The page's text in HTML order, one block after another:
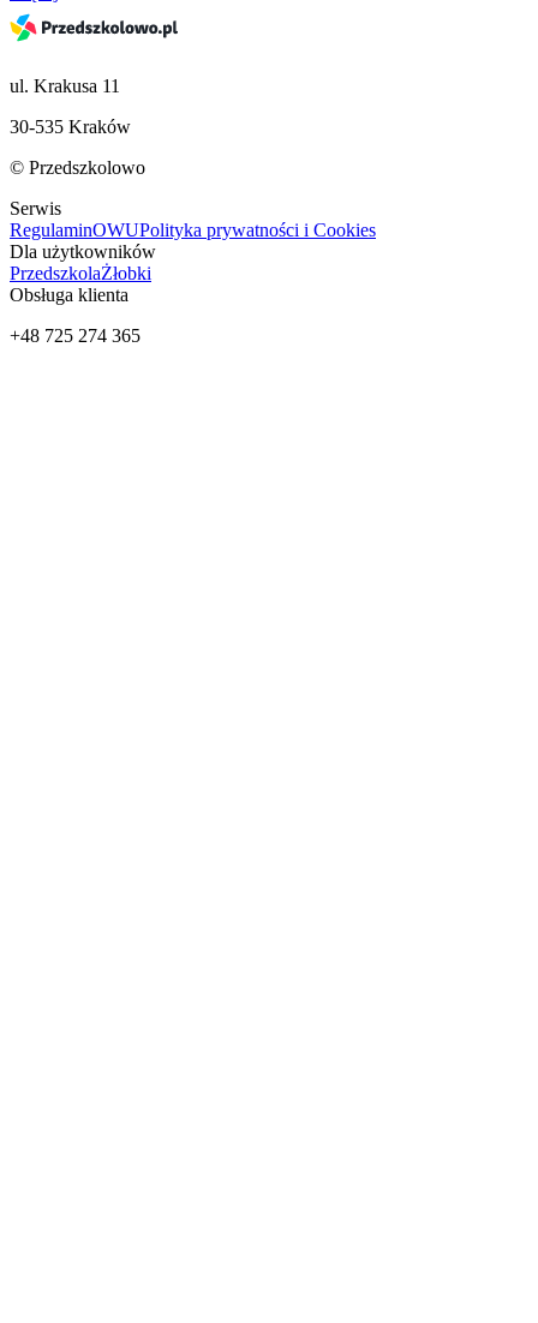
ul. Krakusa 11
30-535 Kraków
© Przedszkolowo
Serwis
RegulaminOWUPolityka prywatności i Cookies
Dla użytkowników
PrzedszkolaŻłobki
Obsługa klienta
+48 725 274 365